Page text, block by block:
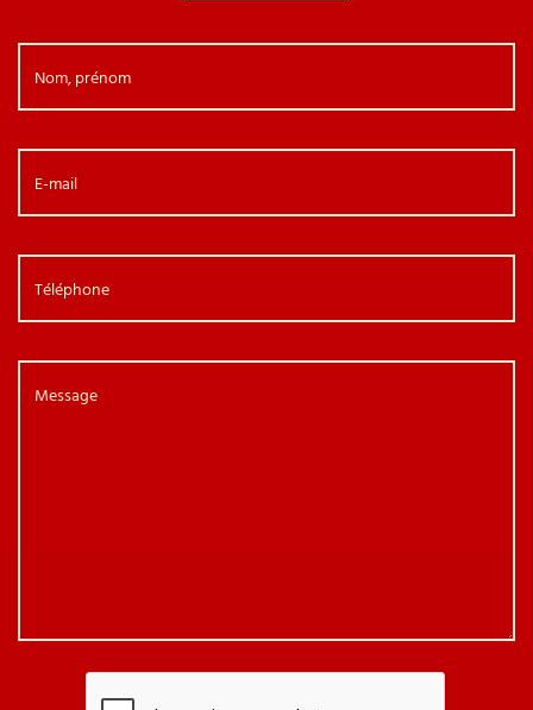
Nom, prénom
E-mail
Téléphone
Message